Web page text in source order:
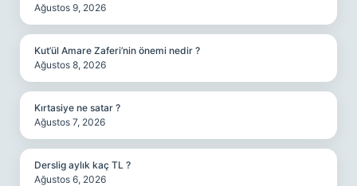
Ağustos 9, 2026
Kut’ül Amare Zaferi’nin önemi nedir ?
Ağustos 8, 2026
Kırtasiye ne satar ?
Ağustos 7, 2026
Derslig aylık kaç TL ?
Ağustos 6, 2026